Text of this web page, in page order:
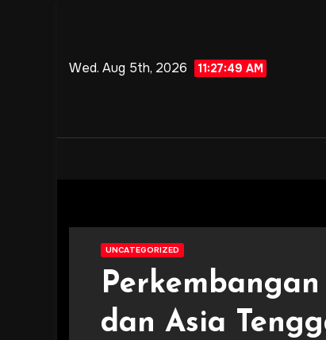
Wed. Aug 5th, 2026 11:27:50 AM
UNCATEGORIZED
dan Asia